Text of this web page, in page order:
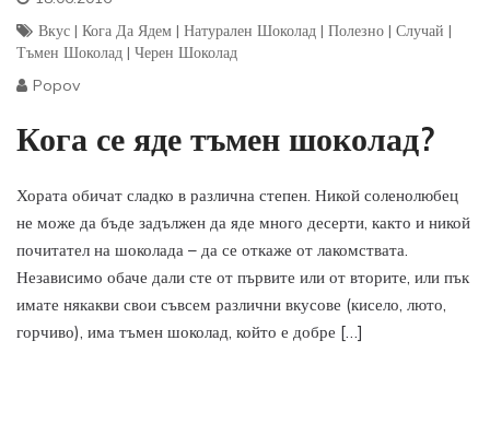
Вкус | Кога Да Ядем | Натурален Шоколад | Полезно | Случай |
Тъмен Шоколад | Черен Шоколад
Popov
Кога се яде тъмен шоколад?
Хората обичат сладко в различна степен. Никой соленолюбец
не може да бъде задължен да яде много десерти, както и никой
почитател на шоколада – да се откаже от лакомствата.
Независимо обаче дали сте от първите или от вторите, или пък
имате някакви свои съвсем различни вкусове (кисело, люто,
горчиво), има тъмен шоколад, който е добре […]